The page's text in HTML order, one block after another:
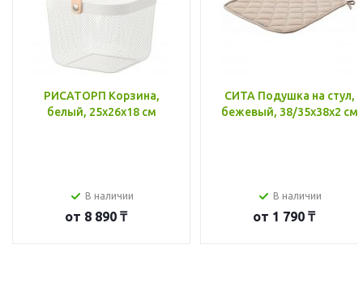
РИСАТОРП Корзина,
белый, 25x26x18 см
В наличии
от 8 890 ₸
СИТА Подушка на стул,
бежевый, 38/35x38x2 см
В наличии
от 1 790 ₸